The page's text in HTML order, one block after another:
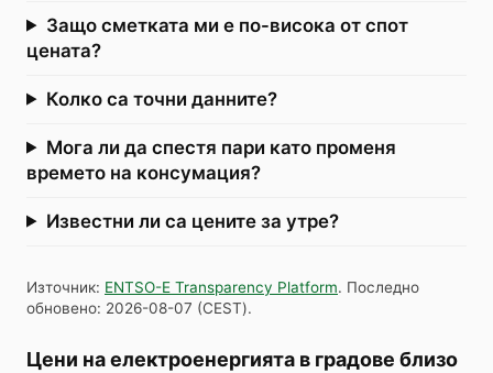
Защо сметката ми е по-висока от спот
цената?
Колко са точни данните?
Мога ли да спестя пари като променя
времето на консумация?
Известни ли са цените за утре?
Източник: ENTSO-E Transparency Platform. Последно
обновено: 2026-08-07 (CEST).
Цени на електроенергията в градове близо